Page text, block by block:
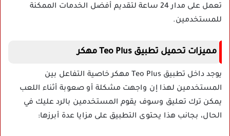
تعمل على مدار 24 ساعة لتقديم أفضل الخدمات الممكنة
للمستخدمين.
مميزات تحميل تطبيق Teo Plus مهكر
يوجد داخل تطبيق Teo Plus مهكر خاصية التفاعل بين
المستخدمين لهذا إن واجهت مشكلة أو صعوبة أثناء اللعب
يمكن ترك تعليق وسوف يقوم المستخدمين بالرد عليك في
الحال، بجانب هذا يحتوى التطبيق على مزايا عدة أبرزها: